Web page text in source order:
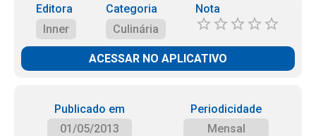
Editora
Inner
Categoria
Culinária
Nota
ACESSAR NO APLICATIVO
Publicado em
01/05/2013
Periodicidade
Mensal